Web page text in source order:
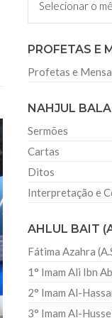
República
o Centro Islâmico
das Relações
PROFETAS E
Profetas e
NAHJUL
Sermões
Cartas
Ditos
Interpretação e
AHLUL BAIT
Fátima Azahra
1° Imam Ali Ibn
2° Imam Al-
3° Imam Al-